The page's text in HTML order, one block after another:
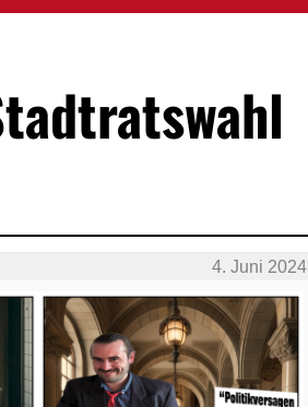
4. Juni 2024